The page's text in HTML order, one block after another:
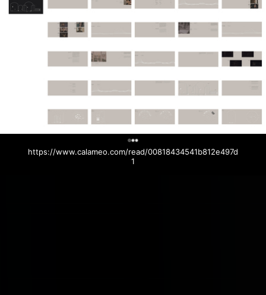
https://www.calameo.com/read/00818434541b812e497d
1